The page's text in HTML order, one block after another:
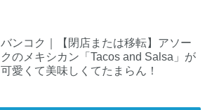
バンコク｜【閉店または移転】アソー
クのメキシカン「Tacos and Salsa」が
可愛くて美味しくてたまらん！